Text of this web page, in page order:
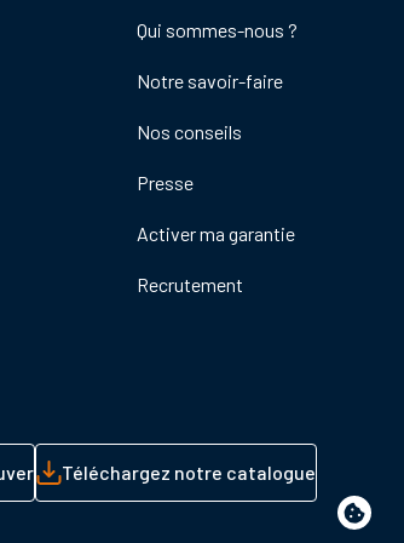
Footer
de
Qui sommes-nous ?
Notre savoir-faire
Nos conseils
Presse
Activer ma garantie
Recrutement
Téléchargez notre catalogue